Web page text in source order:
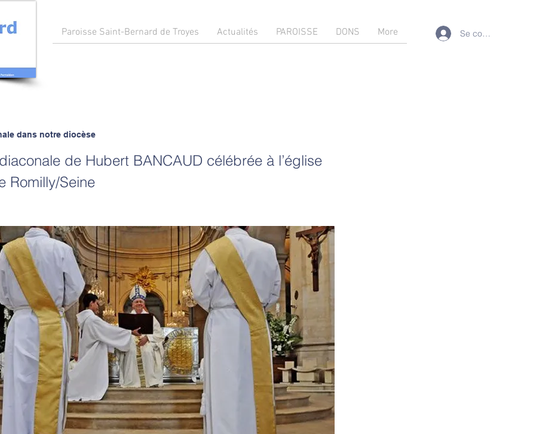
Paroisse Saint-Bernard de Troyes Actualités PAROISSE DONS More Se connecter
dans notre diocèse
de Hubert BANCAUD célébrée à l’église
Romilly/Seine